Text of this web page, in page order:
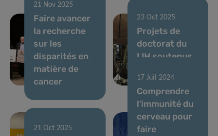
21 Nov 2025
Faire avancer
la recherche
sur les
disparités en
matière de
cancer
23 Oct 2025
Projets de
doctorat du
LIH soutenus
du Pélican
21 Oct 2025
17 Juil 2024
Comprendre
l’immunité du
cerveau pour
faire